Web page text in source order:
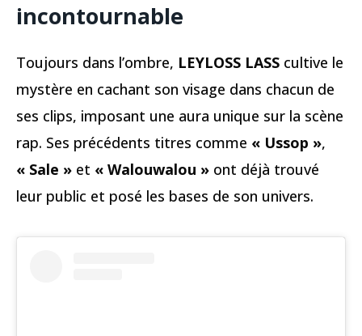
incontournable
Toujours dans l’ombre, LEYLOSS LASS cultive le
mystère en cachant son visage dans chacun de
ses clips, imposant une aura unique sur la scène
rap. Ses précédents titres comme « Ussop »,
« Sale » et « Walouwalou » ont déjà trouvé
leur public et posé les bases de son univers.